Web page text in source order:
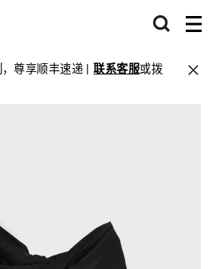
尊享顺丰速递 |联系客服或拨